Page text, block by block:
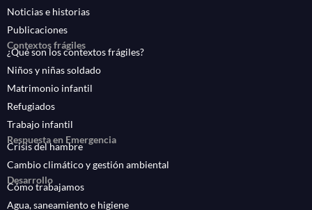
Noticias e historias
Publicaciones
Contextos frágiles
¿Qué son los contextos frágiles?
Niños y niñas soldado
Matrimonio infantil
Refugiados
Trabajo infantil
Respuesta en Emergencia
Crisis del hambre
Cambio climático y gestión ambiental
Desarrollo
Cómo trabajamos
Agua, saneamiento e higiene